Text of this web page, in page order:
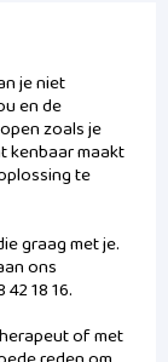
je niet
en de
zoals je
kenbaar maakt
te
graag met je.
ons
18 16.
of met